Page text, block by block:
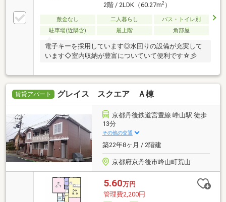
2階 / 2LDK（60.27m2）
敷金なし 二人暮らし
バス・トイレ別
駐車場(近隣含)
最上階 角部屋
電子キーを採用しています◎水回りの設備が充実して
います◇室内収納が豊富についていて便利です☆彡
賃貸アパート グレイス スクエア Ａ棟
京都丹後鉄道宮豊線 峰山駅 徒歩
13分
その他の交通
築22年8ヶ月 / 2階建
京都府京丹後市峰山町荒山
5.60万円
管理費2,200円